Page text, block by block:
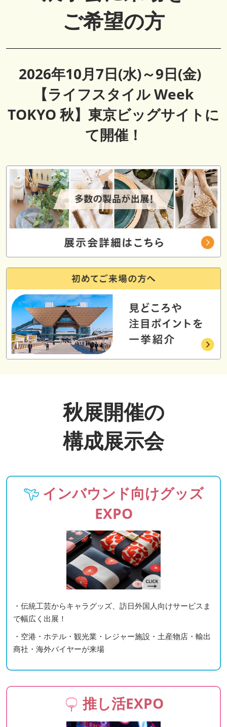
ご希望の方
2026年10月7日(水)～9日(金)
【ライフスタイル Week
TOKYO 秋】東京ビッグサイトに
て開催！
秋展開催の
構成展示会
インバウンド向けグッズ
EXPO
・伝統工芸からキャラグッズ、訪日外国人向けサービスま
で幅広く出展！
・空港・ホテル・観光業・レジャー施設・土産物店・輸出
商社・海外バイヤーが来場
推し活EXPO